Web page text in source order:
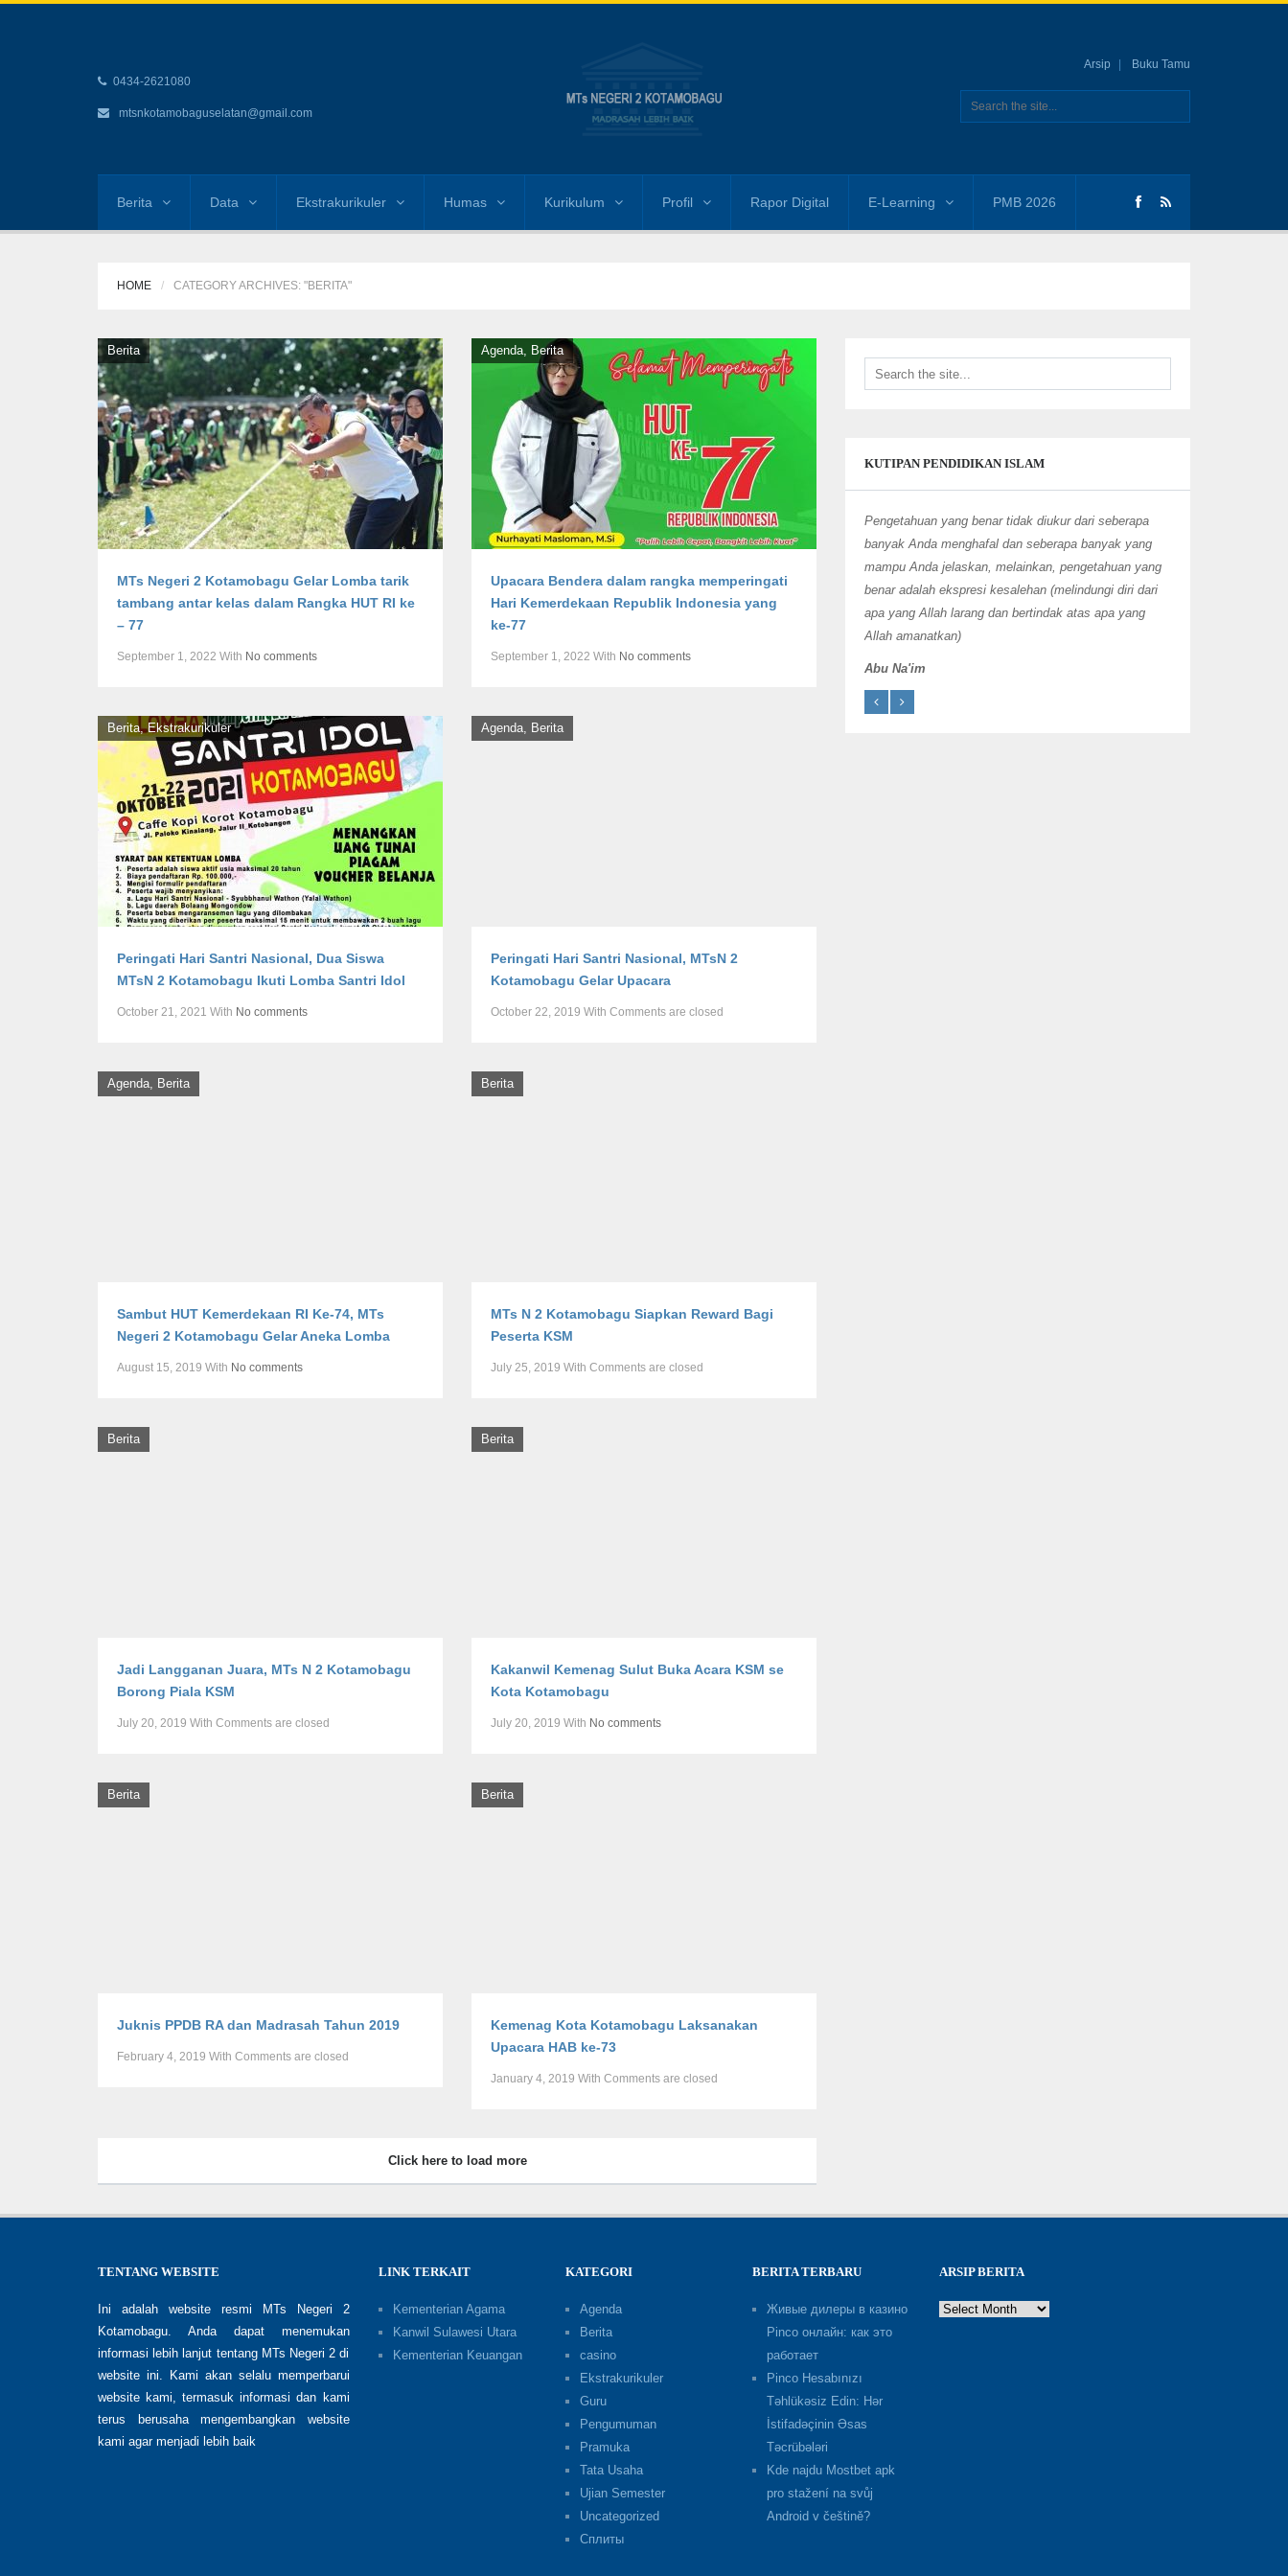
0434-2621080
mtsnkotamobaguselatan@gmail.com
Arsip Buku Tamu
Berita Data Ekstrakurikuler Humas Kurikulum Profil Rapor Digital E-Learning PMB 2026
HOME CATEGORY ARCHIVES: "BERITA"
Berita
MTs Negeri 2 Kotamobagu Gelar Lomba tarik
tambang antar kelas dalam Rangka HUT RI ke
– 77
September 1, 2022 With No comments
Agenda, Berita
Upacara Bendera dalam rangka memperingati
Hari Kemerdekaan Republik Indonesia yang
ke-77
September 1, 2022 With No comments
Berita,Ekstrakurikuler
Peringati Hari Santri Nasional, Dua Siswa
MTsN 2 Kotamobagu Ikuti Lomba Santri Idol
October 21, 2021 With No comments
Agenda, Berita
Peringati Hari Santri Nasional, MTsN 2
Kotamobagu Gelar Upacara
October 22, 2019 With Comments are closed
Agenda, Berita
Sambut HUT Kemerdekaan RI Ke-74, MTs
Negeri 2 Kotamobagu Gelar Aneka Lomba
August 15, 2019 With No comments
Berita
MTs N 2 Kotamobagu Siapkan Reward Bagi
Peserta KSM
July 25, 2019 With Comments are closed
Berita
Jadi Langganan Juara, MTs N 2 Kotamobagu
Borong Piala KSM
July 20, 2019 With Comments are closed
Berita
Kakanwil Kemenag Sulut Buka Acara KSM se
Kota Kotamobagu
July 20, 2019 With No comments
Berita
Juknis PPDB RA dan Madrasah Tahun 2019
February 4, 2019 With Comments are closed
Berita
Kemenag Kota Kotamobagu Laksanakan
Upacara HAB ke-73
January 4, 2019 With Comments are closed
Click here to load more
KUTIPAN PENDIDIKAN ISLAM
Pengetahuan yang benar tidak diukur dari seberapa
banyak Anda menghafal dan seberapa banyak yang
mampu Anda jelaskan, melainkan, pengetahuan yang
benar adalah ekspresi kesalehan (melindungi diri dari
apa yang Allah larang dan bertindak atas apa yang
Allah amanatkan)
Abu Na'im
TENTANG WEBSITE
Ini adalah website resmi MTs Negeri 2
Kotamobagu. Anda dapat menemukan
informasi lebih lanjut tentang MTs Negeri 2 di
website ini. Kami akan selalu memperbarui
website kami, termasuk informasi dan kami
terus berusaha mengembangkan website
kami agar menjadi lebih baik
LINK TERKAIT
Kementerian Agama
Kanwil Sulawesi Utara
Kementerian Keuangan
KATEGORI
Agenda
Berita
casino
Ekstrakurikuler
Guru
Pengumuman
Pramuka
Tata Usaha
Ujian Semester
Uncategorized
Сплиты
BERITA TERBARU
Живые дилеры в казино
Pinco онлайн: как это
работает
Pinco Hesabınızı
Təhlükəsiz Edin: Hər
İstifadəçinin Əsas
Təcrübələri
Kde najdu Mostbet apk
pro stažení na svůj
Android v češtině?
ARSIP BERITA
Arsip